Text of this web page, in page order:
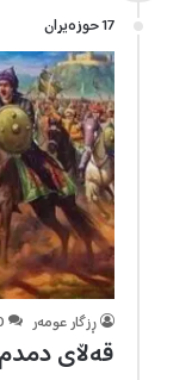
17 حوزه‌یران
ڕزگار عومەر
قەڵای